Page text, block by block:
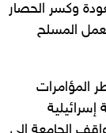
وكسر الحصار
المسلح
المؤامرات